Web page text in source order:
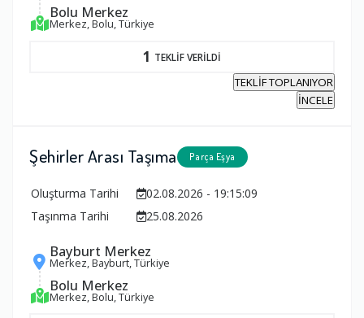
Bolu Merkez
Merkez, Bolu, Türkiye
1 TEKLİF VERİLDİ
TEKLİF TOPLANIYOR
İNCELE
Şehirler Arası Taşıma Parça Eşya
Oluşturma Tarihi
02.08.2026 - 19:15:09
Taşınma Tarihi
25.08.2026
Bayburt Merkez
Merkez, Bayburt, Türkiye
Bolu Merkez
Merkez, Bolu, Türkiye